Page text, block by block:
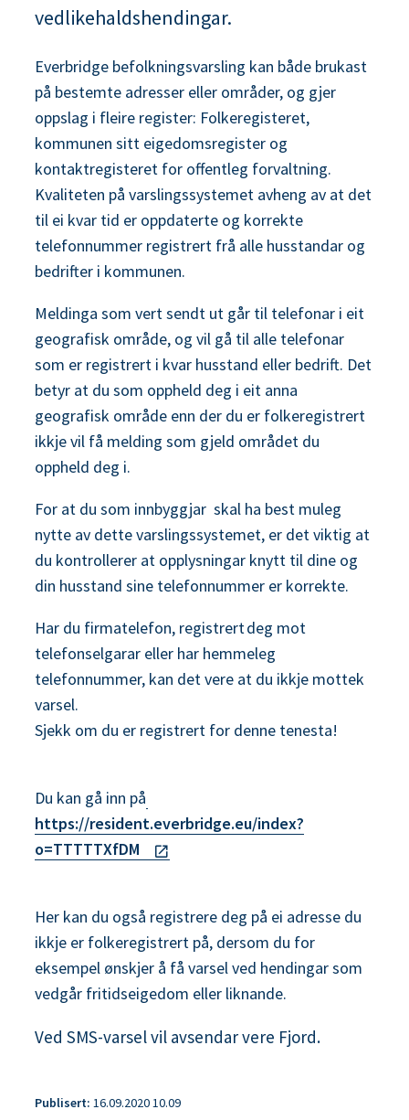
vedlikehaldshendingar.
Everbridge befolkningsvarsling kan både brukast
på bestemte adresser eller områder, og gjer
oppslag i fleire register: Folkeregisteret,
kommunen sitt eigedomsregister og
kontaktregisteret for offentleg forvaltning.
Kvaliteten på varslingssystemet avheng av at det
til ei kvar tid er oppdaterte og korrekte
telefonnummer registrert frå alle husstandar og
bedrifter i kommunen.
Meldinga som vert sendt ut går til telefonar i eit
geografisk område, og vil gå til alle telefonar
som er registrert i kvar husstand eller bedrift. Det
betyr at du som oppheld deg i eit anna
geografisk område enn der du er folkeregistrert
ikkje vil få melding som gjeld området du
oppheld deg i.
For at du som innbyggjar skal ha best muleg
nytte av dette varslingssystemet, er det viktig at
du kontrollerer at opplysningar knytt til dine og
din husstand sine telefonnummer er korrekte.
Har du firmatelefon, registrert deg mot
telefonselgarar eller har hemmeleg
telefonnummer, kan det vere at du ikkje mottek
varsel.
Sjekk om du er registrert for denne tenesta!
Du kan gå inn på
https://resident.everbridge.eu/index?
o=TTTTTXfDM
Her kan du også registrere deg på ei adresse du
ikkje er folkeregistrert på, dersom du for
eksempel ønskjer å få varsel ved hendingar som
vedgår fritidseigedom eller liknande.
Ved SMS-varsel vil avsendar vere Fjord.
Publisert 16.09.2020 10.09